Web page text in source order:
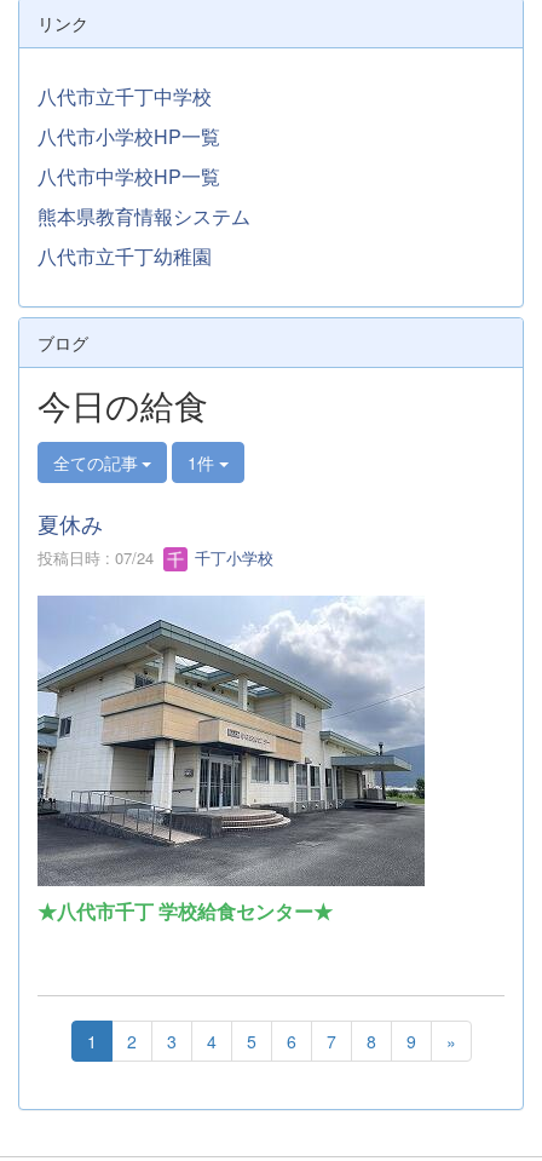
リンク
八代市立千丁中学校
八代市小学校HP一覧
八代市中学校HP一覧
熊本県教育情報システム
八代市立千丁幼稚園
ブログ
今日の給食
全ての記事 1件
夏休み
投稿日時 : 07/24 千丁小学校
★八代市千丁 学校給食センター★
1 2 3 4 5 6 7 8 9 »